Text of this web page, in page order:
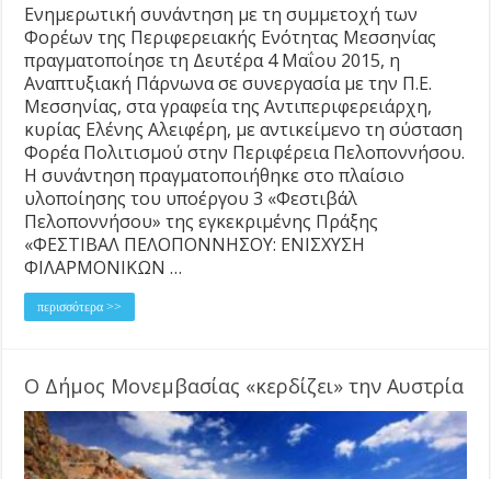
Ενημερωτική συνάντηση με τη συμμετοχή των
Φορέων της Περιφερειακής Ενότητας Μεσσηνίας
πραγματοποίησε τη Δευτέρα 4 Μαΐου 2015, η
Αναπτυξιακή Πάρνωνα σε συνεργασία με την Π.Ε.
Μεσσηνίας, στα γραφεία της Αντιπεριφερειάρχη,
κυρίας Ελένης Αλειφέρη, με αντικείμενο τη σύσταση
Φορέα Πολιτισμού στην Περιφέρεια Πελοποννήσου.
Η συνάντηση πραγματοποιήθηκε στο πλαίσιο
υλοποίησης του υποέργου 3 «Φεστιβάλ
Πελοποννήσου» της εγκεκριμένης Πράξης
«ΦΕΣΤΙΒΑΛ ΠΕΛΟΠΟΝΝΗΣΟΥ: ΕΝΙΣΧΥΣΗ
ΦΙΛΑΡΜΟΝΙΚΩΝ …
περισσότερα >>
Ο Δήμος Μονεμβασίας «κερδίζει» την Αυστρία